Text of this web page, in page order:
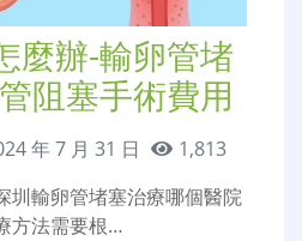
麼辦-輸卵管堵
阻塞手術費用
年 7 月 31 日
1,813
圳輸卵管堵塞治療哪個醫院
方法需要根…